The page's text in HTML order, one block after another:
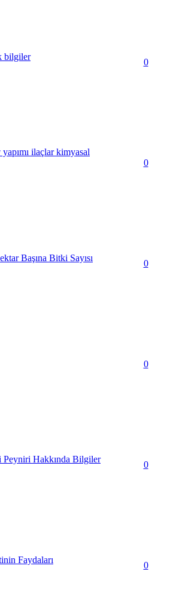
bilgiler
0
ilaçlar kimyasal
0
Başına Bitki Sayısı
0
0
Hakkında Bilgiler
0
Faydaları
0